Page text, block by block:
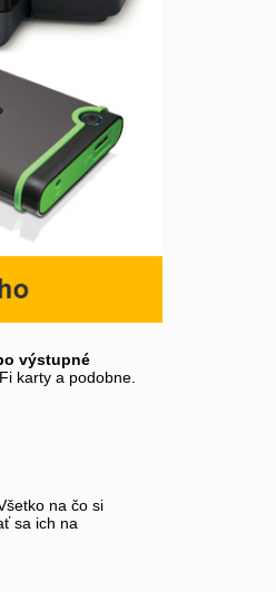
výstupné
karty a podobne.
na čo si
sa ich na